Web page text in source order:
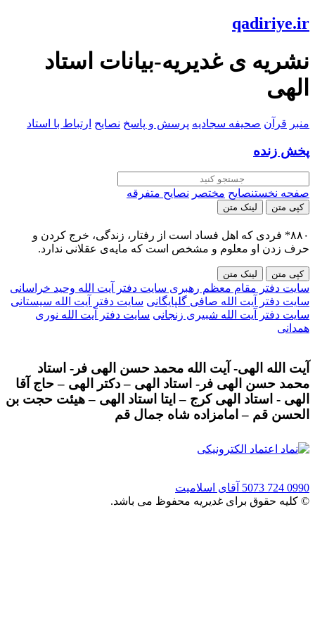
qadiriye.ir
نشریه ی غدیریه-بیانات استاد
الهی
منبر قرآن صحیفه سجادیه پرسش و پاسخ نصایح ارتباط با استاد
پخش زنده
صفحه نخستنصایح مختصر نصایح متفرقه
کپی متن لینک متن
۸۸۰* فردی که اهل فساد است از رفتار، زندگی، خرج کردن و
حرف زدن او معلوم و مشخص است که مایه‌ی عقلانی ندارد.
کپی متن لینک متن
سایت دفتر مقام معظم رهبری سایت دفتر آیت الله وحید خراسانی
سایت دفتر آیت الله صافی گلپایگانی سایت دفتر آیت الله سیستانی
سایت دفتر آیت الله شبیری زنجانی سایت دفتر آیت الله نوری
همدانی
آیت الله الهی- آیت الله محمد حسن الهی فر- استاد
محمد حسن الهی فر- استاد الهی – دکتر الهی – حاج آقا
الهی - استاد الهی کرج – ایتا استاد الهی – هیئت حجت بن
الحسن قم – امامزاده شاه جمال قم
0990 724 5073
آقای اسلامیت
© کلیه حقوق برای غدیریه محفوظ می باشد.